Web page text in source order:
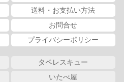
送料・お支払い方法
お問合せ
プライバシーポリシー
タペレスキュー
いたべ屋